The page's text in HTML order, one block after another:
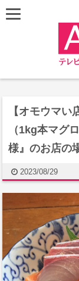
【オモウマ
（1kg本マグ
様』のお店の
2023/08/29